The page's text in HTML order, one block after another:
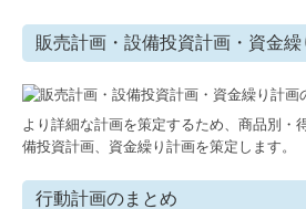
販売計画・設備投資計画・資金
より詳細な計画を策定するため、商品別・
備投資計画、資金繰り計画を策定します。
行動計画のまとめ